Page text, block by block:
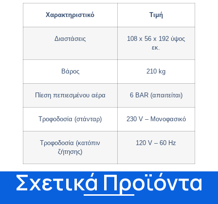
Χαρακτηριστικό Τιμή
Διαστάσεις
108 x 56 x 192 ύψος
εκ.
Βάρος 210 kg
Πίεση πεπιεσμένου αέρα 6 BAR (απαιτείται)
Τροφοδοσία (στάνταρ) 230 V – Μονοφασικό
Τροφοδοσία (κατόπιν
ζήτησης)
120 V – 60 Hz
Σχετικά Προϊόντα